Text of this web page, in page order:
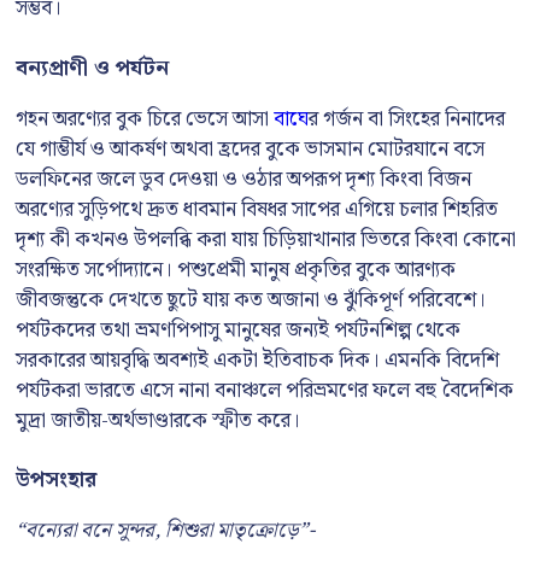
সম্ভব।
বন্যপ্রাণী ও পর্যটন
গহন অরণ্যের বুক চিরে ভেসে আসাবাঘের গর্জন বা সিংহের নিনাদের
যে গাম্ভীর্য ও আকর্ষণ অথবা হ্রদের বুকে ভাসমান মোটরযানে বসে
ডলফিনের জলে ডুব দেওয়া ও ওঠার অপরূপ দৃশ্য কিংবা বিজন
অরণ্যের সুড়িপথে দ্রুত ধাবমান বিষধর সাপের এগিয়ে চলার শিহরিত
দৃশ্য কী কখনও উপলব্ধি করা যায় চিড়িয়াখানার ভিতরে কিংবা কোনো
সংরক্ষিত সর্পোদ্যানে। পশুপ্রেমী মানুষ প্রকৃতির বুকে আরণ্যক
জীবজন্তুকে দেখতে ছুটে যায় কত অজানা ও ঝুঁকিপূর্ণ পরিবেশে।
পর্যটকদের তথা ভ্রমণপিপাসু মানুষের জন্যই পর্যটনশিল্প থেকে
সরকারের আয়বৃদ্ধি অবশ্যই একটা ইতিবাচক দিক। এমনকি বিদেশি
পর্যটকরা ভারতে এসে নানা বনাঞ্চলে পরিভ্রমণের ফলে বহু বৈদেশিক
মুদ্রা জাতীয়-অর্থভাণ্ডারকে স্ফীত করে।
উপসংহার
“বন্যেরা বনে সুন্দর, শিশুরা মাতৃক্রোড়ে”-